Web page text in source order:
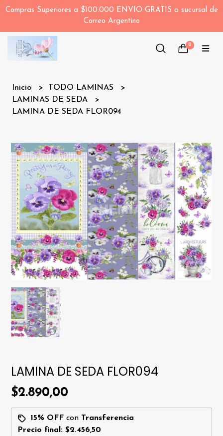
Compras Superiores a $100.000 ENVIO GRATIS a sucursal de
Correo Argentino
0
Inicio
TODO LAMINAS
LAMINAS DE SEDA
LAMINA DE SEDA FLOR094
LAMINA DE SEDA FLOR094
$2.890,00
15% OFF con Transferencia
Precio final:$2.456,50